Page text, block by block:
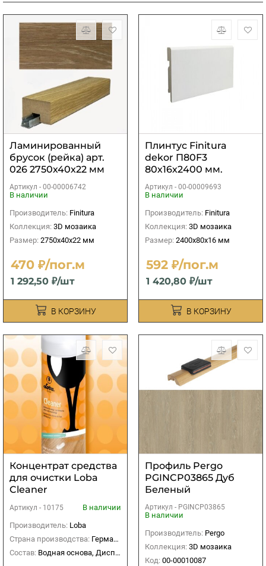
Ламинированный
брусок (рейка) арт.
026 2750х40х22 мм
Артикул - 00-00006742
В наличии
Производитель: Finitura
Коллекция: 3D мозаика
Размер: 2750х40х22 мм
470 ₽/пог.м
1 292,50 ₽/шт
В КОРЗИНУ
Плинтус Finitura
dekor П80F3
80х16х2400 мм.
Артикул - 00-00009693
В наличии
Производитель: Finitura
Коллекция: 3D мозаика
Размер: 2400х80х16 мм
592 ₽/пог.м
1 420,80 ₽/шт
В КОРЗИНУ
Концентрат средства
для очистки Loba
Cleaner
Артикул - 10175
В наличии
Производитель: Loba
Страна производства: Германия
Состав: Водная основа, Дисперсионный
Профиль Pergo
PGINCP03865 Дуб
Беленый
Скандинавский (5 в 1)
Артикул - PGINCP03865
В наличии
Производитель: Pergo
Коллекция: 3D мозаика
Код: 00-00010087